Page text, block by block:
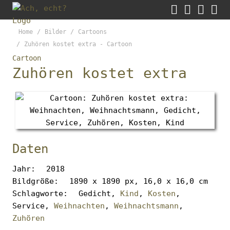
Gleich
zum
Inhalt
Seite
springen
 Zum
  
Brotkrumen-
Navigation
überspringen
Home Bilder
Cartoons
Zuhören kostet extra - Cartoon
Zum
Anfang
Brotkrumen-
Navigation
springen
Cartoon
Zuhören kostet extra
Daten
Jahr
2018
Bildgröße
1890 x 1890 px, 16,0 x 16,0 cm
Schlagworte
Gedicht, Kind , Kosten ,
Service, Weihnachten , Weihnachtsmann ,
Zuhören